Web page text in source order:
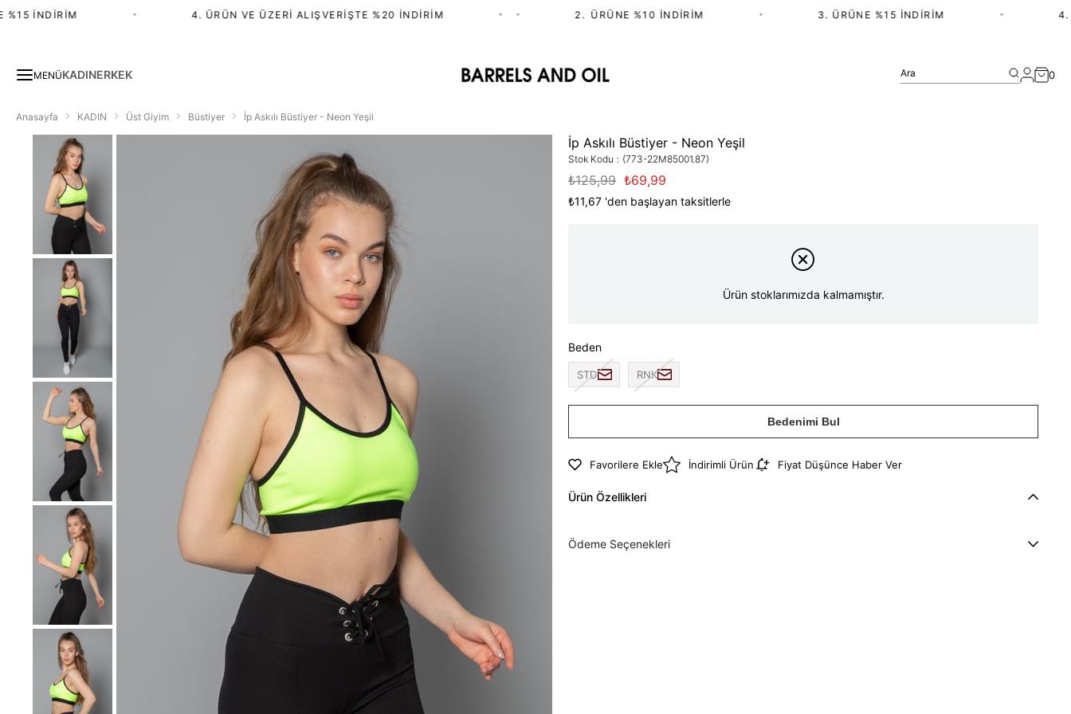
İNDIRIM 4. ÜRÜN VE ÜZERI ALIŞVERIŞTE %20 İNDIRIM • 2.⁠ ⁠ÜRÜNE %10 İNDIRIM 3. ÜRÜNE %15 İNDIRIM 4.
MENÜKADINERKEK Ara 0
Anasayfa KADIN Üst Giyim Büstiyer İp Askılı Büstiyer - Neon Yeşil
İp Askılı Büstiyer - Neon Yeşil
Stok Kodu (773-22M85001.87)
₺125,99 ₺69,99
₺11,67 'den başlayan taksitlerle
Ürün stoklarımızda kalmamıştır.
Beden
STD RNK
Bedenimi Bul
Favorilere Ekle İndirimli Ürün Fiyat Düşünce Haber Ver
Ürün Özellikleri
Ödeme Seçenekleri